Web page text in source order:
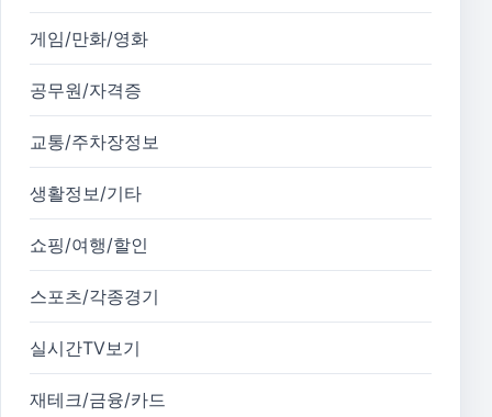
게임/만화/영화
공무원/자격증
교통/주차장정보
생활정보/기타
쇼핑/여행/할인
스포츠/각종경기
실시간TV보기
재테크/금융/카드